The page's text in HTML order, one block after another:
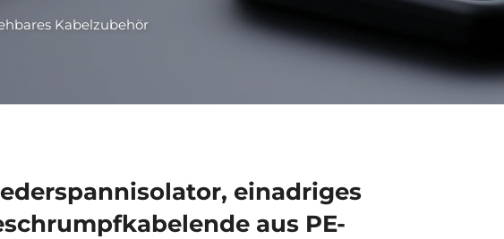
Kabelzubehör
einadriges
aus PE-